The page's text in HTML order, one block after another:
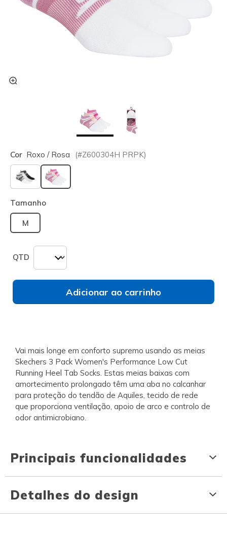
Cor Roxo / Rosa (#Z600304H PRPK)
selecionado
Tamanho
M
QTD
Adicionar ao carrinho
Vai mais longe em conforto supremo usando as meias
Skechers 3 Pack Women's Performance Low Cut
Running Heel Tab Socks. Estas meias baixas com
amortecimento prolongado têm uma aba no calcanhar
para proteção do tendão de Aquiles, tecido de rede
que proporciona ventilação, apoio de arco e controlo de
odor antimicrobiano.
Principais funcionalidades
Detalhes do design